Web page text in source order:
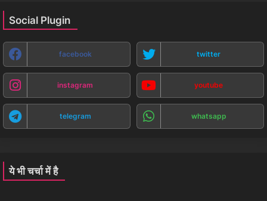
Social Plugin
facebook twitter
instagram youtube
telegram whatsapp
ये भी चर्चा में है